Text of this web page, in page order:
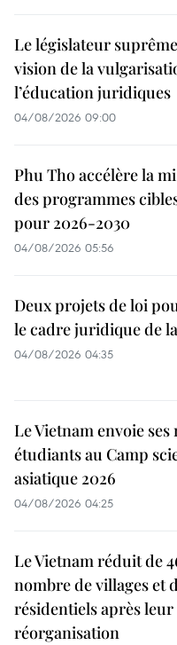
Le législateur
vision de la
l’éducation juridiques
04/08/2026 09:00
Phu Tho accélère la
des programmes
pour 2026-2030
04/08/2026 05:56
Deux projets de loi
le cadre juridique de
04/08/2026 04:35
Le Vietnam envoie
étudiants au Camp
asiatique 2026
04/08/2026 04:25
Le Vietnam réduit de
nombre de villages et
résidentiels après leur
réorganisation